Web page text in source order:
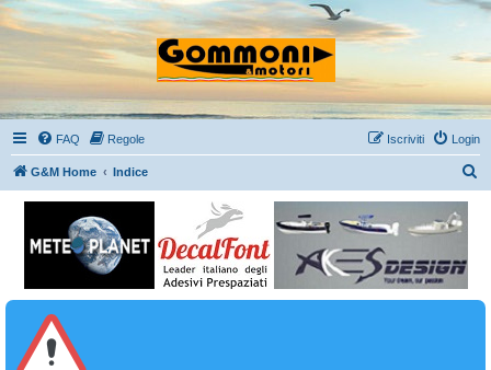
FAQ Regole Login
Iscriviti
G&M Home Indice